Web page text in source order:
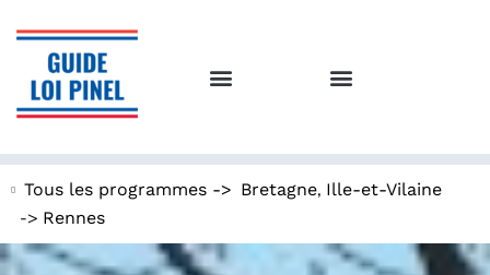
Tous les programmes -> Bretagne, Ille-et-Vilaine
-> Rennes